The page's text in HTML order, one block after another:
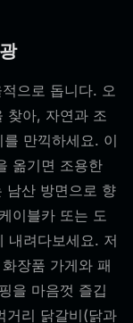
으로 돕니다. 오
찾아, 자연과 조
만끽하세요. 이
옮기면 조용한
남산 방면으로 향
이블카 또는 도
내려다보세요. 저
장품 가게와 패
을 마음껏 즐깁
거리 닭갈비(닭과